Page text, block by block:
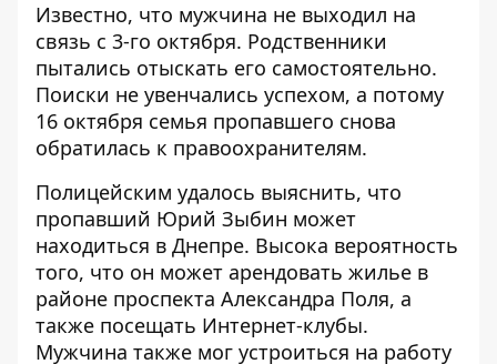
Известно, что мужчина не выходил на
связь с 3-го октября. Родственники
пытались отыскать его самостоятельно.
Поиски не увенчались успехом, а потому
16 октября семья пропавшего снова
обратилась к правоохранителям.
Полицейским удалось выяснить, что
пропавший Юрий Зыбин может
находиться в Днепре. Высока вероятность
того, что он может арендовать жилье в
районе проспекта Александра Поля, а
также посещать Интернет-клубы.
Мужчина также мог устроиться на работу